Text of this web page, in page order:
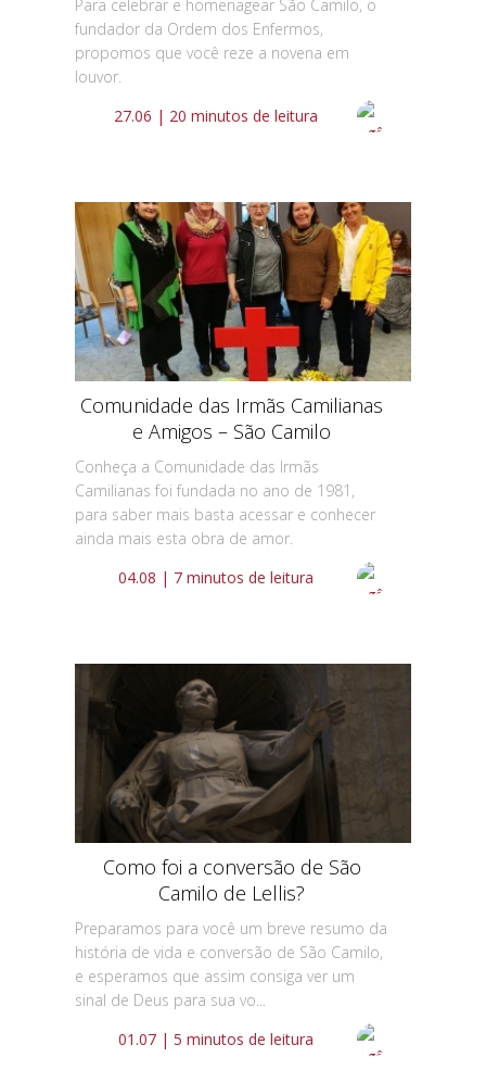
Para celebrar e homenagear São Camilo, o
fundador da Ordem dos Enfermos,
propomos que você reze a novena em
louvor.
27.06 | 20 minutos de leitura
Comunidade das Irmãs Camilianas
e Amigos – São Camilo
Conheça a Comunidade das Irmãs
Camilianas foi fundada no ano de 1981,
para saber mais basta acessar e conhecer
ainda mais esta obra de amor.
04.08 | 7 minutos de leitura
Como foi a conversão de São
Camilo de Lellis?
Preparamos para você um breve resumo da
história de vida e conversão de São Camilo,
e esperamos que assim consiga ver um
sinal de Deus para sua vo...
01.07 | 5 minutos de leitura